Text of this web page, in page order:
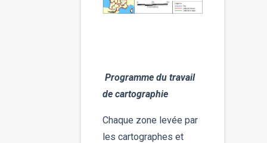
Programme du travail
de cartographie
Chaque zone levée par
les cartographes et